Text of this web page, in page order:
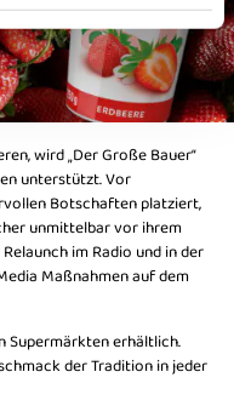
wird „Der Große Bauer“
unterstützt. Vor
Botschaften platziert,
unmittelbar vor ihrem
im Radio und in der
Maßnahmen auf dem
Supermärkten erhältlich.
der Tradition in jeder